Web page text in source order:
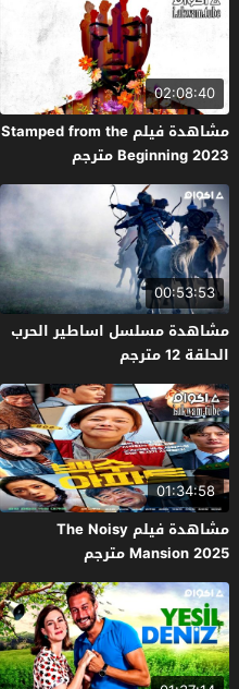
02:08:40
مشاهدة فيلم Stamped from the
Beginning 2023 مترجم
00:53:53
مشاهدة مسلسل اساطير الحرب
الحلقة 12 مترجم
01:34:58
مشاهدة فيلم The Noisy
Mansion 2025 مترجم